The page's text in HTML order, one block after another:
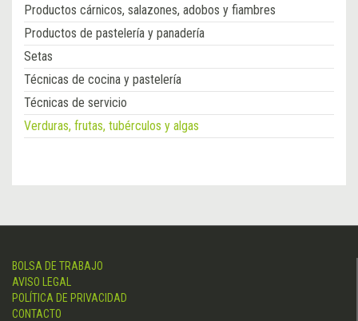
Productos cárnicos, salazones, adobos y fiambres
Productos de pastelería y panadería
Setas
Técnicas de cocina y pastelería
Técnicas de servicio
Verduras, frutas, tubérculos y algas
BOLSA DE TRABAJO
AVISO LEGAL
POLÍTICA DE PRIVACIDAD
CONTACTO